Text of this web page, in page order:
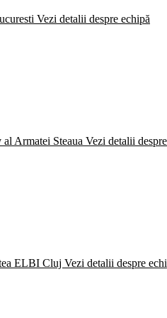
Vezi detalii despre echipă
Armatei Steaua Vezi detalii
ELBI Cluj Vezi detalii despre